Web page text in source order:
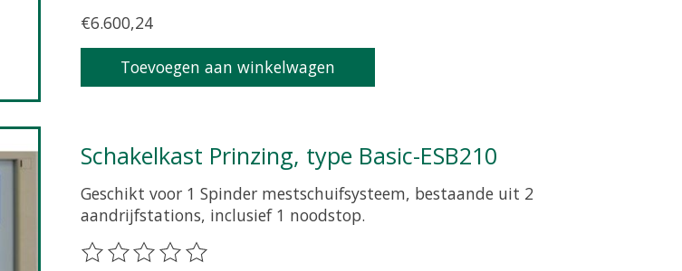
€6.600,24
Toevoegen aan winkelwagen
Schakelkast Prinzing, type Basic-ESB210
Geschikt voor 1 Spinder mestschuifsysteem, bestaande uit 2
aandrijfstations, inclusief 1 noodstop.
De beoordeling van dit product is